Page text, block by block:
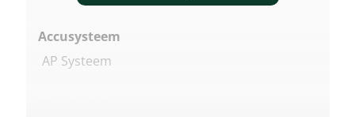
Accusysteem
AP Systeem